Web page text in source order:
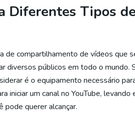
Diferentes Tipos
de compartilhamento de vídeos
diversos públicos em todo o mundo.
é o equipamento necessário
iniciar um canal no YouTube,
pode querer alcançar.